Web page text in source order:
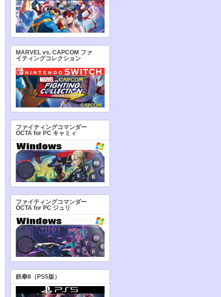
MARVEL vs. CAPCOM ファ
イティングコレクション
ファイティングコマンダー
OCTA for PC キャミィ
ファイティングコマンダー
OCTA for PC ジュリ
鉄拳8（PS5版）